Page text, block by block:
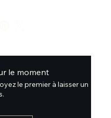
le moment
le premier à laisser un